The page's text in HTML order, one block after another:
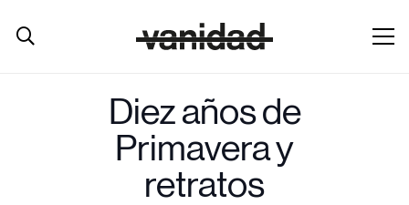
Diez años de
Primavera y
retratos